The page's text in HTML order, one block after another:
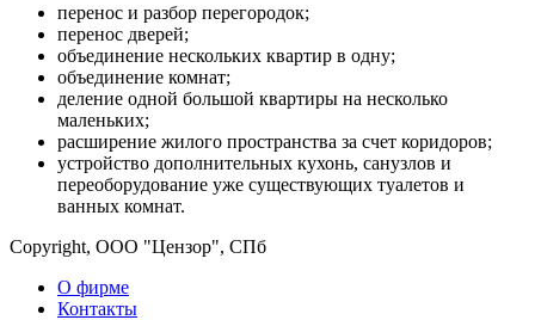
перенос и разбор перегородок;
перенос дверей;
объединение нескольких квартир в одну;
объединение комнат;
деление одной большой квартиры на несколько
маленьких;
расширение жилого пространства за счет коридоров;
устройство дополнительных кухонь, санузлов и
переоборудование уже существующих туалетов и
ванных комнат.
Copyright, ООО "Цензор", СПб
О фирме
Контакты